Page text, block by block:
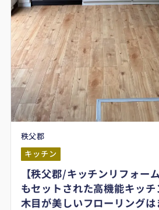
秩父郡
キッチン
【秩父郡/キッチンリフォー
もセットされた高機能キッチ
木目が美しいフローリング